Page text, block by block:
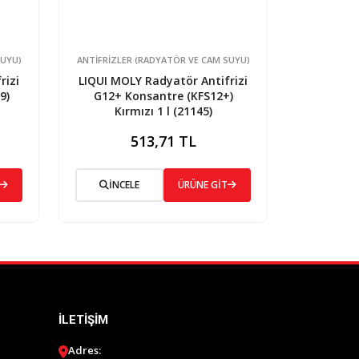
ANTIFRIZLER (RADYATÖR VE CAM SUYU)
LIQUI MOLY Radyatör Antifrizi
G12+ Konsantre (KFS12+)
Kırmızı 1 l (21145)
513,71 TL
İNCELE ÜRÜNE GİT
İLETIŞIM
Adres: